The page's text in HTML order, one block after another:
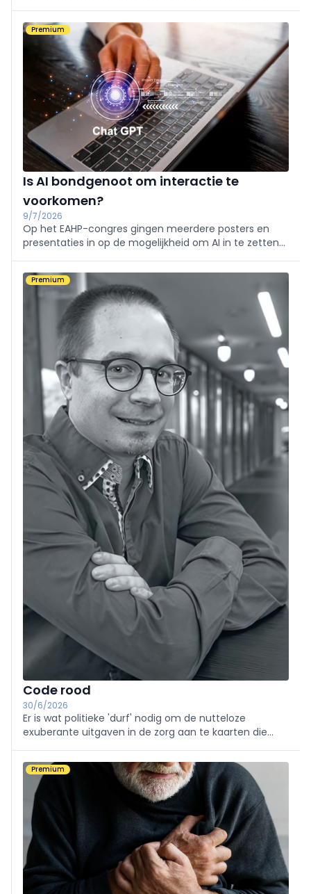
NHS. De NHS is naarstig op zoek naar manieren om dit
ecologische probleem aan te pakken.
Premium
Is AI bondgenoot om interactie te
voorkomen?
9/7/2026
Op het EAHP-congres gingen meerdere posters en
presentaties in op de mogelijkheid om AI in te zetten
tussen geneesmiddelen.
Premium
Code rood
30/6/2026
Er is wat politieke 'durf' nodig om de nutteloze
exuberante uitgaven in de zorg aan te kaarten die
Premium